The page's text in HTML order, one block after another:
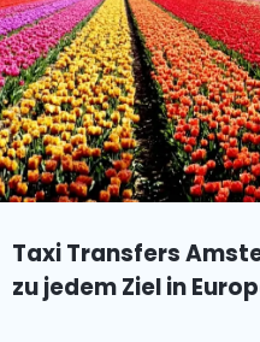
Taxi Transfers
zu jedem Ziel in